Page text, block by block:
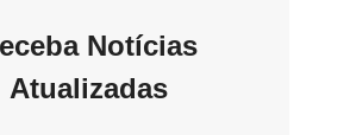
Notícias
Atualizadas